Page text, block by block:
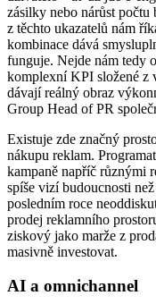
zásilky nebo nárůst
z těchto ukazatelů nám
kombinace dává
funguje. Nejde nám tedy
komplexní KPI složené z
dávají reálný obraz
Group Head of PR
Existuje zde značný
nákupu reklam.
kampaně napříč různými
spíše vizí budoucnosti
posledním roce
prodej reklamního
ziskový jako marže z
masivně investovat.
AI a omnichannel